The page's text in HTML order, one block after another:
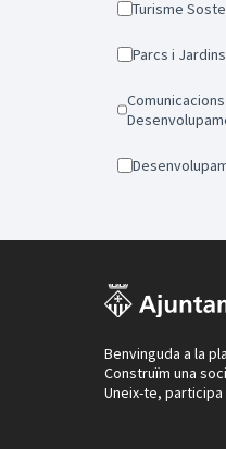
Turisme
Parcs i
Comunicacions per un
Benvinguda a la
Construïm una
Uneix-te, participa